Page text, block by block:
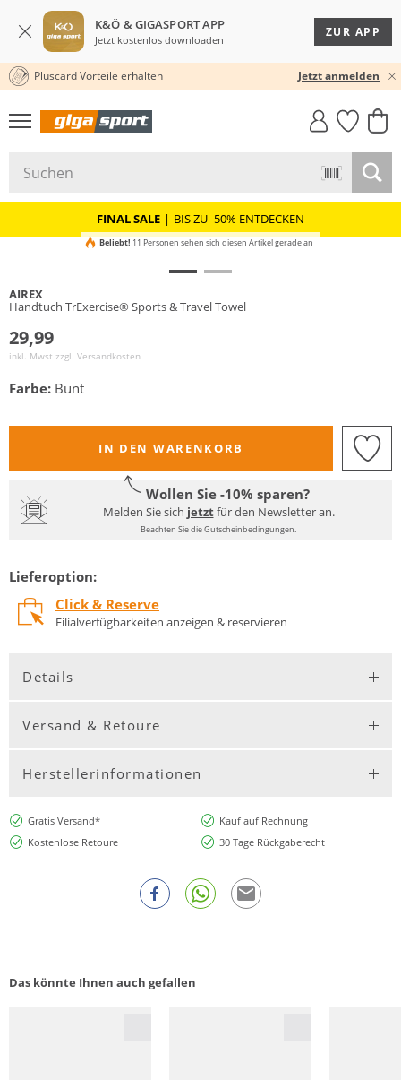
K&Ö & GIGASPORT APP
Jetzt kostenlos downloaden
ZUR APP
30 TAGE RÜCKGABERECHT
Pluscard Vorteile erhalten Jetzt anmelden
GIGASTYLE
FAHRRAD­
MUST-HAVE
FINAL SALE | BIS ZU -50% ENTDECKEN
Beliebt! 11 Personen sehen sich diesen Artikel gerade an
AIREX
Handtuch TrExercise® Sports & Travel Towel
29,99
inkl. Mwst zzgl. Versandkosten
Farbe: Bunt
IN DEN WARENKORB
Wollen Sie -10% sparen?
Melden Sie sich jetztfür den Newsletter an.
Beachten Sie die Gutscheinbedingungen.
Lieferoption:
Click & Reserve
Filialverfügbarkeiten anzeigen & reservieren
Details
Versand & Retoure
Herstellerinformationen
Gratis Versand*
Kauf auf Rechnung
Kostenlose Retoure
30 Tage Rückgaberecht
Das könnte Ihnen auch gefallen